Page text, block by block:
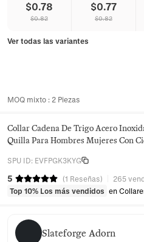
$0.78
$0.82
$0.77
$0.82
Ver todas las variantes
MOQ mixto : 2 Piezas
Collar Cadena De Trigo Acero
Quilla Para Hombres Mujeres Con
SPU ID: EVFPGK3KYG
5 (1 Reseñas)
265
Top 10% Los más vendidos en
Slateforge Adorn
Slateforge Adorn